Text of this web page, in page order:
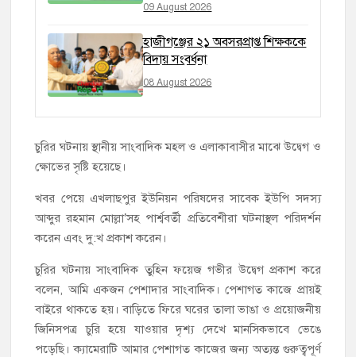
09 August 2026
হাজীগঞ্জের ২১ অবসরপ্রাপ্ত শিক্ষককে
বিদায় সংবর্ধনা
08 August 2026
চুরির ঘটনায় স্থানীয় সাংবাদিক মহল ও এলাকাবাসীর মাঝে উদ্বেগ ও
ক্ষোভের সৃষ্টি হয়েছে।
খবর পেয়ে এখলাছপুর ইউনিয়ন পরিষদের সাবেক ইউপি সদস্য
আব্দুর রহমান মোল্লা’সহ পার্শ্ববর্তী প্রতিবেশীরা ঘটনাস্থল পরিদর্শন
করেন এবং দু:খ প্রকাশ করেন।
চুরির ঘটনায় সাংবাদিক তুহিন ফয়েজ গভীর উদ্বেগ প্রকাশ করে
বলেন, আমি একজন পেশাদার সাংবাদিক। পেশাগত কাজে প্রায়ই
বাইরে থাকতে হয়। বাড়িতে ফিরে ঘরের তালা ভাঙা ও প্রয়োজনীয়
জিনিসপত্র চুরি হয়ে যাওয়ার দৃশ্য দেখে মানসিকভাবে ভেঙে
পড়েছি। ক্যামেরাটি আমার পেশাগত কাজের জন্য অত্যন্ত গুরুত্বপূর্ণ